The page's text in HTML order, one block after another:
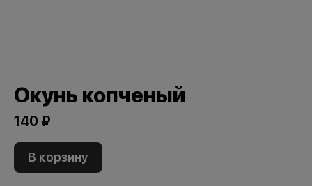
Окунь копченый
140 ₽
В корзину